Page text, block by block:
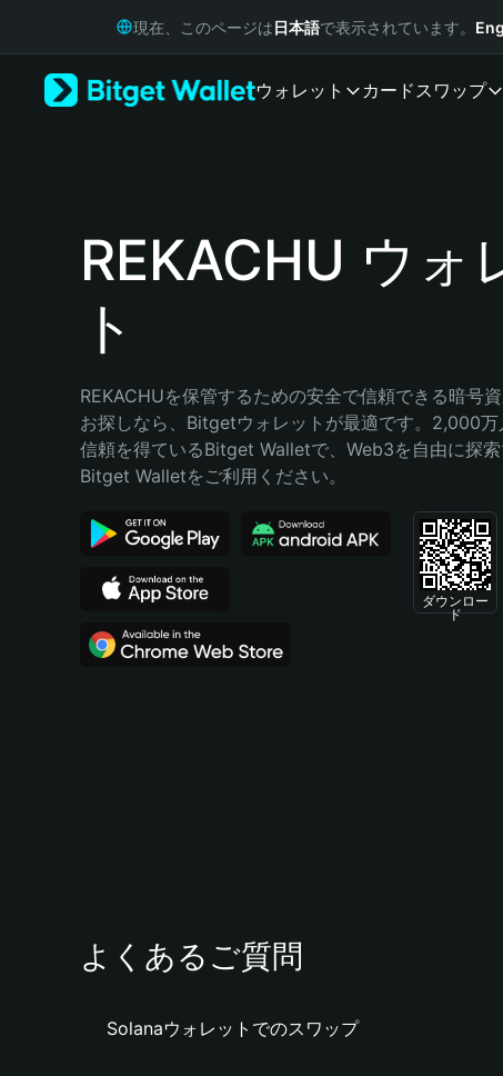
Русский
Português (Portugal)
Bahasa Indonesia
Português (Brasil)
Español (Argentina)
現在、このページは日本語で表示されています。
ウォレット カードスワップ
REKACHU ウォ
ト
REKACHUを保管するための安全で信頼できる暗号
お探しなら、Bitgetウォレットが最適です。2,000
信頼を得ているBitget Walletで、Web3を自由に探
Bitget Walletをご利用ください。
ダウンロー
ド
よくあるご質問
Solanaウォレットでのスワップ